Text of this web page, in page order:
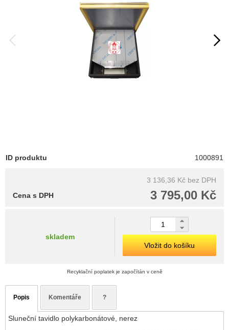
ID produktu 1000891
3 136,36 Kč bez DPH
3 795,00 Kč
Cena s DPH
skladem
Vložit do košíku
Recyklační poplatek je započítán v ceně
Popis Komentáře ?
Sluneční tavidlo polykarbonátové, nerez